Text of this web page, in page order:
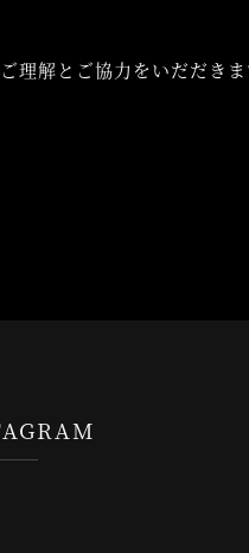
解とご協力をいだだき